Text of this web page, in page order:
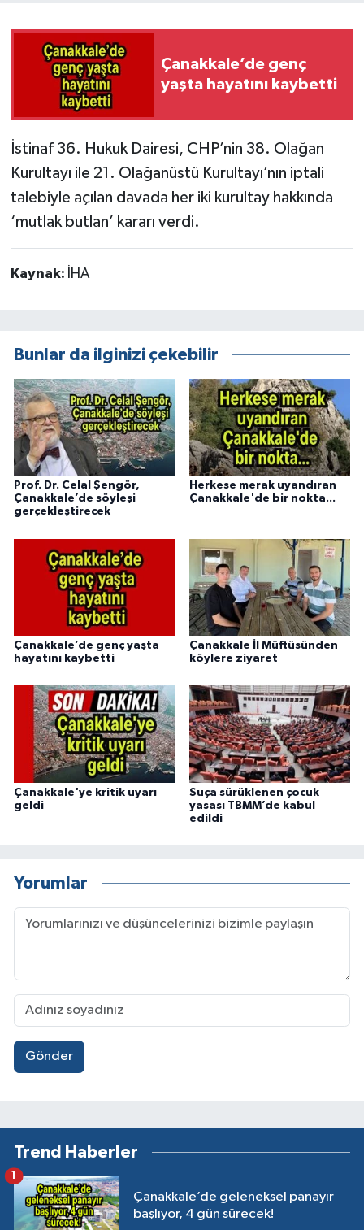
Çanakkale’de genç
yaşta hayatını kaybetti
İstinaf 36. Hukuk Dairesi, CHP’nin 38. Olağan
Kurultayı ile 21. Olağanüstü Kurultayı’nın iptali
talebiyle açılan davada her iki kurultay hakkında
‘mutlak butlan’ kararı verdi.
Kaynak: İHA
Bunlar da ilginizi çekebilir
Prof. Dr. Celal Şengör,
Çanakkale’de söyleşi
gerçekleştirecek
Herkese merak uyandıran
Çanakkale'de bir nokta...
Çanakkale’de genç yaşta
hayatını kaybetti
Çanakkale İl Müftüsünden
köylere ziyaret
Çanakkale'ye kritik uyarı
geldi
Suça sürüklenen çocuk
yasası TBMM’de kabul
edildi
Yorumlar
Gönder
Trend Haberler
Çanakkale’de geleneksel panayır
başlıyor, 4 gün sürecek!
1